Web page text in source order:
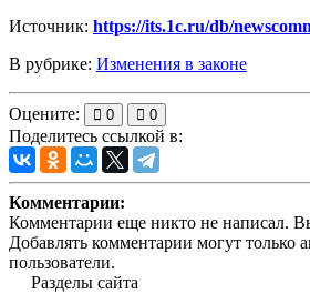
Источник: https://its.1c.ru/db/
В рубрике: Изменения в законе
Оцените: 0 0
Поделитесь ссылкой в:
Комментарии:
Комментарии еще никто не написал.
Добавлять комментарии могут только
пользователи.
Разделы сайта